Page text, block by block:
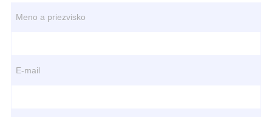
Meno a priezvisko
E-mail